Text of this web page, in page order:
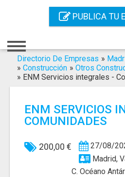
PUBLICA TU
Registro
Contacto
Servicios SEO
Publica Tu Empresa
Directorio De Empresas »
» Construcción » Otros
» ENM Servicios integrales -
ENM SERVICIOS
COMUNIDADES
200,00 €
27/08/
Madrid,
C. Océano